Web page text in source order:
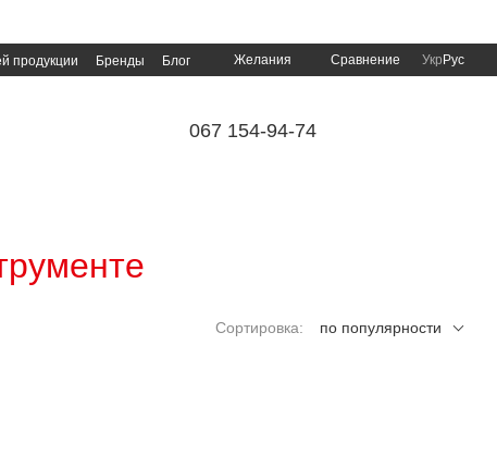
продукции Бренды
Блог
Желания Сравнение Укр Рус
067 154-94-74
Сортировка: по популярности